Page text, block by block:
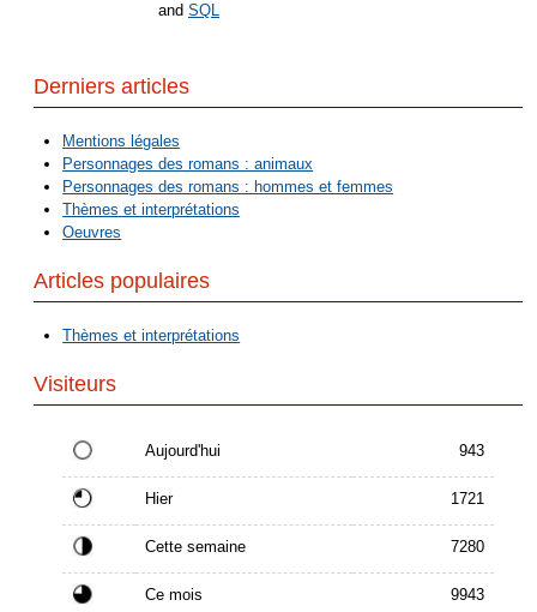
and SQL
Derniers articles
Mentions légales
Personnages des romans : animaux
Personnages des romans : hommes et femmes
Thèmes et interprétations
Oeuvres
Articles populaires
Thèmes et interprétations
Visiteurs
Aujourd'hui 943
Hier 1721
Cette semaine 7280
Ce mois 9943